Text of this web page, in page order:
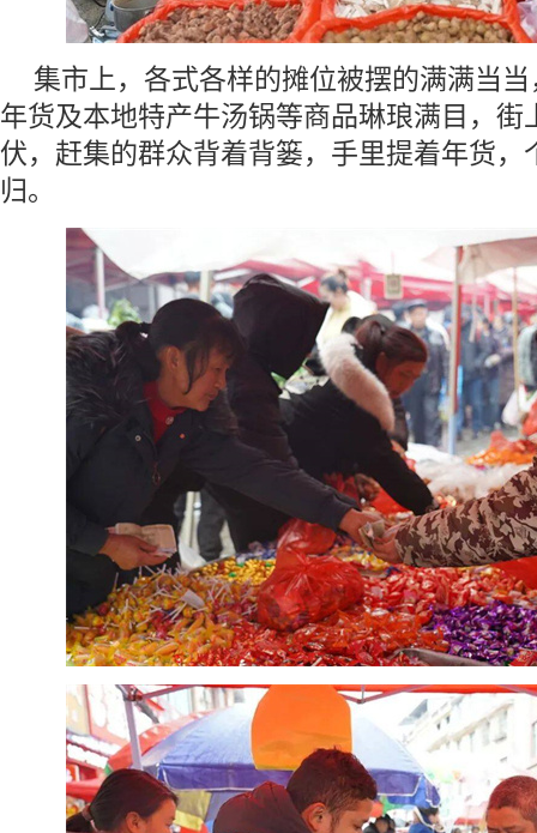
集市上，各式各样的摊位被摆的满满当
年货及本地特产牛汤锅等商品琳琅满目，街
伏，赶集的群众背着背篓，手里提着年货，
归。